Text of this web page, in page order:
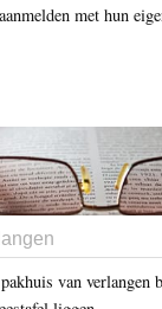
met hun
van verlangen